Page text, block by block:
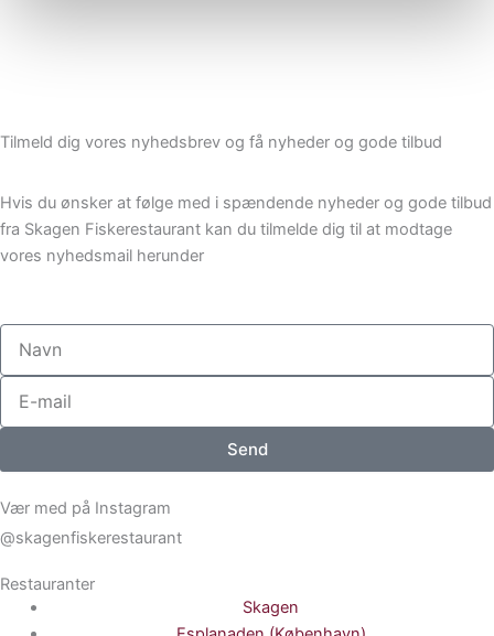
Tilmeld dig vores nyhedsbrev og få nyheder og gode tilbud
Hvis du ønsker at følge med i spændende nyheder og gode tilbud
fra Skagen Fiskerestaurant kan du tilmelde dig til at modtage
vores nyhedsmail herunder
Navn
E-
mail
Send
Vær med på Instagram
@skagenfiskerestaurant
Restauranter
Skagen